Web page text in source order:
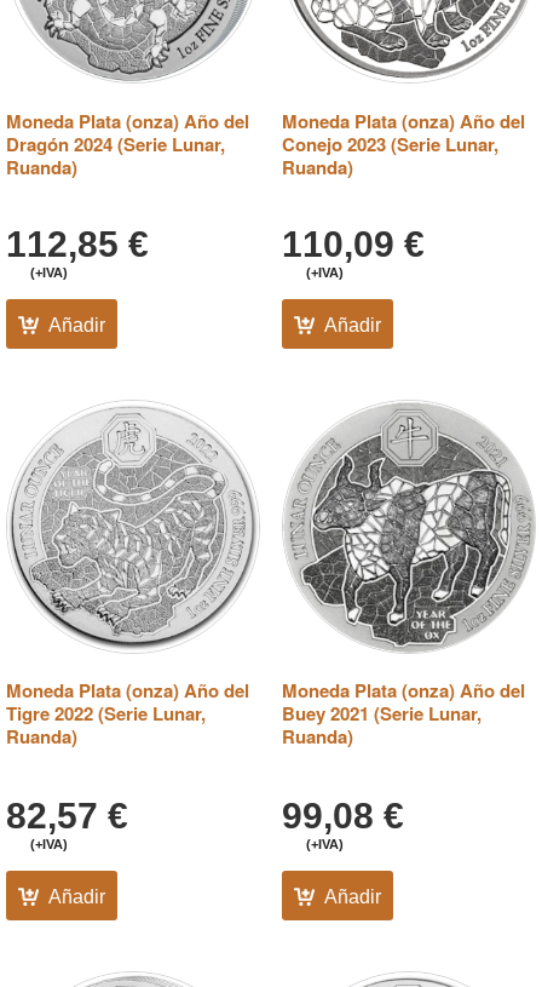
Moneda Plata (onza) Año del
Dragón 2024 (Serie Lunar,
Ruanda)
112,85 €
(+IVA)
Añadir
Moneda Plata (onza) Año del
Conejo 2023 (Serie Lunar,
Ruanda)
110,09 €
(+IVA)
Añadir
Moneda Plata (onza) Año del
Tigre 2022 (Serie Lunar,
Ruanda)
82,57 €
(+IVA)
Añadir
Moneda Plata (onza) Año del
Buey 2021 (Serie Lunar,
Ruanda)
99,08 €
(+IVA)
Añadir